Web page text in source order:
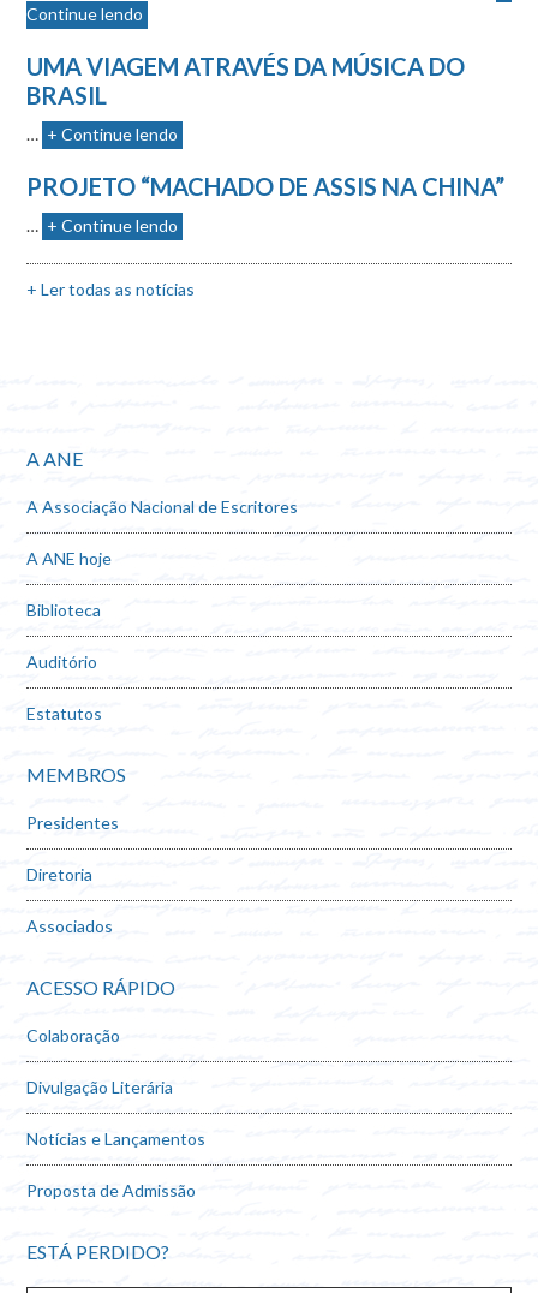
Continue lendo
UMA VIAGEM ATRAVÉS DA MÚSICA DO
BRASIL
… + Continue lendo
PROJETO “MACHADO DE ASSIS NA CHINA”
… + Continue lendo
+ Ler todas as notícias
A ANE
A Associação Nacional de Escritores
A ANE hoje
Biblioteca
Auditório
Estatutos
MEMBROS
Presidentes
Diretoria
Associados
ACESSO RÁPIDO
Colaboração
Divulgação Literária
Notícias e Lançamentos
Proposta de Admissão
ESTÁ PERDIDO?